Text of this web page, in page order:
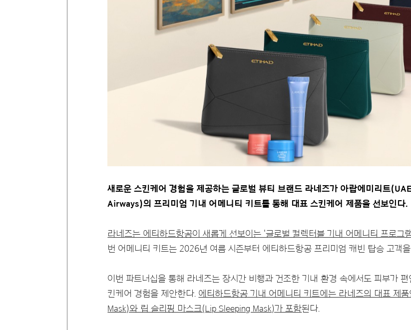
새로운 스킨케어 경험을 제공하는 글로벌 뷰티 브랜드 라네즈가 아랍에미리트
Airways)의 프리미엄 기내 어메니티 키트를 통해 대표 스킨케어 제품을 선보인다.
라네즈는 에티하드항공이 새롭게 선보이는 '글로벌 컬렉터블 기내 어메니티 프로그
번 어메니티 키트는 2026년 여름 시즌부터 에티하드항공 프리미엄 캐빈 탑승 고객
이번 파트너십을 통해 라네즈는 장시간 비행과 건조한 기내 환경 속에서도 피부가
킨케어 경험을 제안한다. 에티하드항공 기내 어메니티 키트에는 라네즈의 대표 제
Mask)와 립 슬리핑 마스크(Lip Sleeping Mask)가 포함된다.